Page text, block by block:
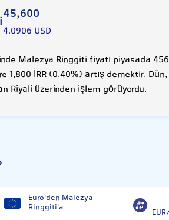
45,600
4.0906 USD
Malezya Ringgiti fiyatı piyasada
1,800 İRR (0.40%) artış demektir. Dün,
Riyali üzerinden işlem görüyordu.
Euro'den Malezya
Ringgiti'a